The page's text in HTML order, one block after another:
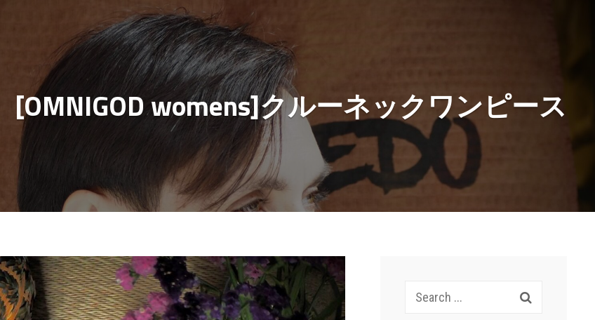
[OMNIGOD womens]クルーネックワンピース
Search